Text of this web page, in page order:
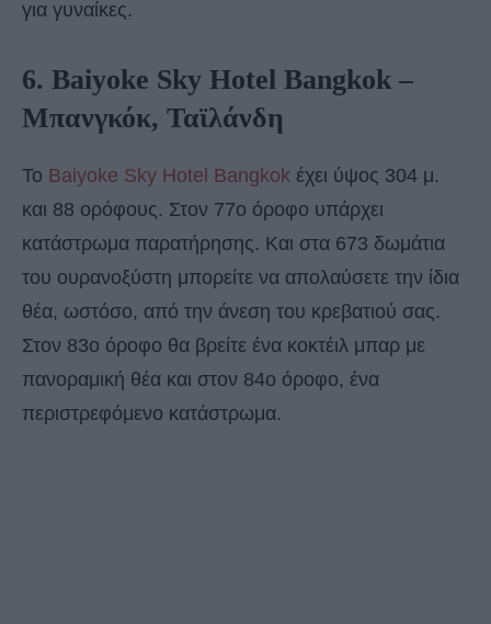
για γυναίκες.
6. Baiyoke Sky Hotel Bangkok –
Μπανγκόκ, Ταϊλάνδη
To Baiyoke Sky Hotel Bangkok έχει ύψος 304 μ.
και 88 ορόφους. Στον 77ο όροφο υπάρχει
κατάστρωμα παρατήρησης. Και στα 673 δωμάτια
του ουρανοξύστη μπορείτε να απολαύσετε την ίδια
θέα, ωστόσο, από την άνεση του κρεβατιού σας.
Στον 83ο όροφο θα βρείτε ένα κοκτέιλ μπαρ με
πανοραμική θέα και στον 84ο όροφο, ένα
περιστρεφόμενο κατάστρωμα.